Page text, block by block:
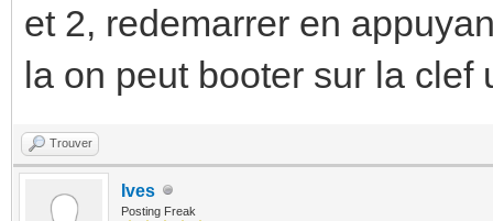
et 2, redemarrer en
la on peut booter sur la clef
Trouver
Ives
Posting Freak